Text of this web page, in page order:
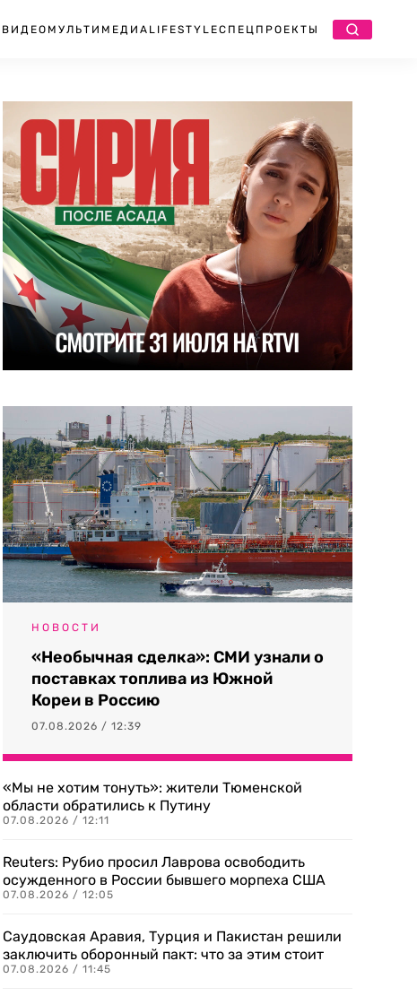
ВИДЕО МУЛЬТИМЕДИА LIFESTYLEСПЕЦПРОЕКТЫ
НОВОСТИ
«Необычная сделка»: СМИ узнали о
поставках топлива из Южной
Кореи в Россию
07.08.2026 / 12:39
«Мы не хотим тонуть»: жители Тюменской
области обратились к Путину
07.08.2026 / 12:11
Reuters: Рубио просил Лаврова освободить
осужденного в России бывшего морпеха США
07.08.2026 / 12:05
Саудовская Аравия, Турция и Пакистан решили
заключить оборонный пакт: что за этим стоит
07.08.2026 / 11:45